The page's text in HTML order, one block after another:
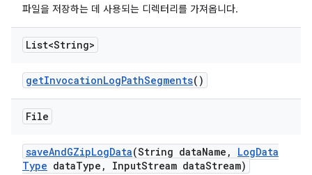
파일을 저장하는 데 사용되는 디렉터리를 가져옵니다.
List<String>
getInvocationLogPathSegments()
File
saveAndGZipLogData(String dataName , LogData
Type dataType , InputStream dataStream)